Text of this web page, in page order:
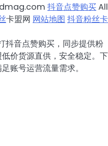
抖音点赞购买All
卡盟网 网站地图 抖音粉丝卡
抖音点赞购买，同步提供粉
价货源直供，安全稳定。下
账号运营流量需求。